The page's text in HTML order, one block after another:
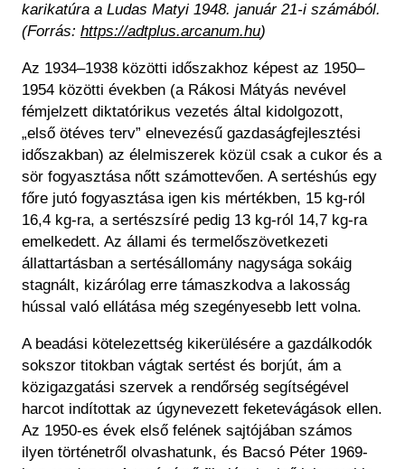
karikatúra a Ludas Matyi 1948. január 21-i számából.
(Forrás: https://adtplus.arcanum.hu)
Az 1934–1938 közötti időszakhoz képest az 1950–
1954 közötti években (a Rákosi Mátyás nevével
fémjelzett diktatórikus vezetés által kidolgozott,
„első ötéves terv” elnevezésű gazdaságfejlesztési
időszakban) az élelmiszerek közül csak a cukor és a
sör fogyasztása nőtt számottevően. A sertéshús egy
főre jutó fogyasztása igen kis mértékben, 15 kg-ról
16,4 kg-ra, a sertészsíré pedig 13 kg-ról 14,7 kg-ra
emelkedett. Az állami és termelőszövetkezeti
állattartásban a sertésállomány nagysága sokáig
stagnált, kizárólag erre támaszkodva a lakosság
hússal való ellátása még szegényesebb lett volna.
A beadási kötelezettség kikerülésére a gazdálkodók
sokszor titokban vágtak sertést és borjút, ám a
közigazgatási szervek a rendőrség segítségével
harcot indítottak az úgynevezett feketevágások ellen.
Az 1950-es évek első felének sajtójában számos
ilyen történetről olvashatunk, és Bacsó Péter 1969-